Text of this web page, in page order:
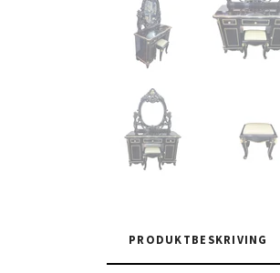
PRODUKTBESKRIVING